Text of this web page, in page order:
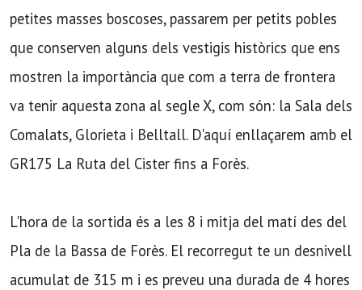
petites masses boscoses, passarem per petits pobles
que conserven alguns dels vestigis històrics que ens
mostren la importància que com a terra de frontera
va tenir aquesta zona al segle X, com són: la Sala dels
Comalats, Glorieta i Belltall. D'aquí enllaçarem amb el
GR175 La Ruta del Cister fins a Forès.
L'hora de la sortida és a les 8 i mitja del matí des del
Pla de la Bassa de Forès. El recorregut te un desnivell
acumulat de 315 m i es preveu una durada de 4 hores